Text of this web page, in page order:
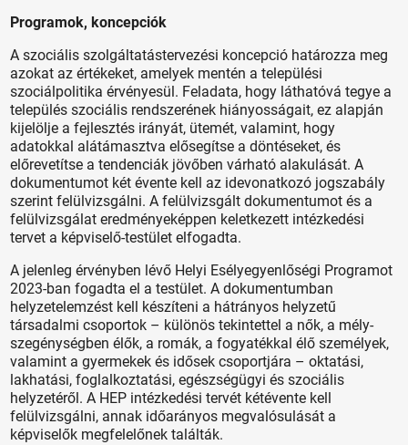
Programok, koncepciók
A szociális szolgáltatástervezési koncepció határozza meg
azokat az értékeket, amelyek mentén a települési
szociálpolitika érvényesül. Feladata, hogy láthatóvá tegye a
település szociális rendszerének hiányosságait, ez alapján
kijelölje a fejlesztés irányát, ütemét, valamint, hogy
adatokkal alátámasztva elősegítse a döntéseket, és
előrevetítse a tendenciák jövőben várható alakulását. A
dokumentumot két évente kell az idevonatkozó jogszabály
szerint felülvizsgálni. A felülvizsgált dokumentumot és a
felülvizsgálat eredményeképpen keletkezett intézkedési
tervet a képviselő-testület elfogadta.
A jelenleg érvényben lévő Helyi Esélyegyenlőségi Programot
2023-ban fogadta el a testület. A dokumentumban
helyzetelemzést kell készíteni a hátrányos helyzetű
társadalmi csoportok – különös tekintettel a nők, a mély-
szegénységben élők, a romák, a fogyatékkal élő személyek,
valamint a gyermekek és idősek csoportjára – oktatási,
lakhatási, foglalkoztatási, egészségügyi és szociális
helyzetéről. A HEP intézkedési tervét kétévente kell
felülvizsgálni, annak időarányos megvalósulását a
képviselők megfelelőnek találták.